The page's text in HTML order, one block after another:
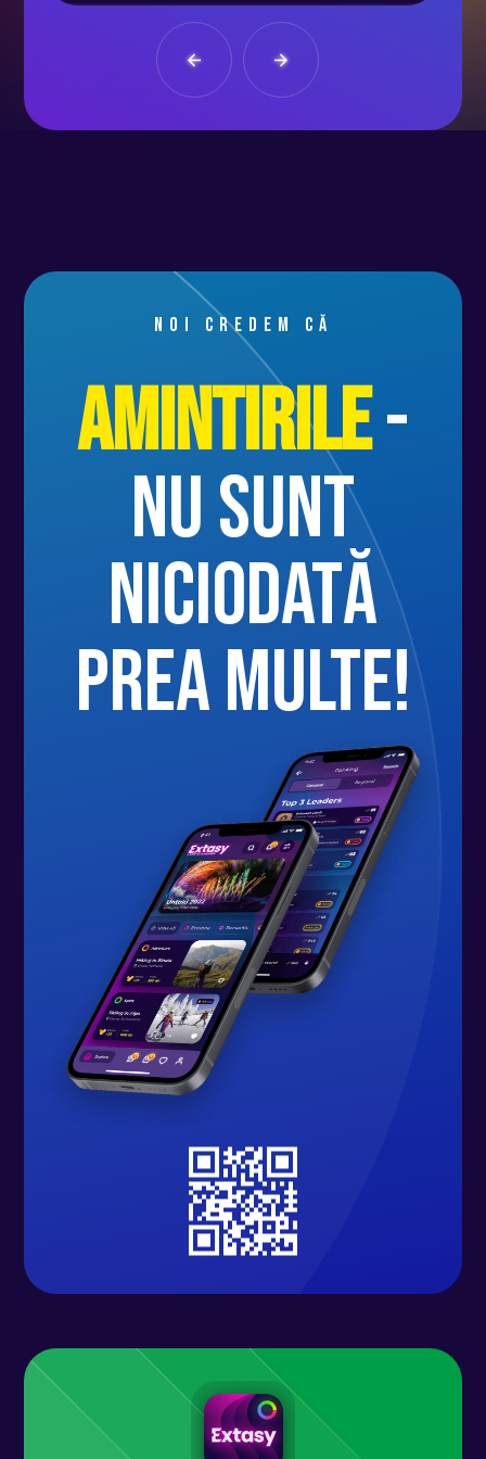
susținută de către 15 trupe
valoroase din țară și din străinătate
care promitem că se vor ridica la
nivelul așteptărilor voastre, că si la
Zona de reconstituire istorică ”Satul
Celtic” va aduna unii dintre cei mai
valorosi reenactori români și străini.
De asemenea pe lângă acestea
aveți o mulțime de posibilități de
recreere și divertisment: Băile Figa,
Centrul recreativ Legacy care va fi
inaugurat in această toamna, situat
tot lângă noi și Băile Figa, Herghelia
Beclean, Trasee de drumeții, etc.
Transportul de la Beclean la Figa se
va face foarte ușor deoarece
începând cu anul 2021 în oraș
funcționează rețeaua de transport
public urban cu autobuze
electrice, precum și standuri de
închiriere biciclete electrice și
Partea de alimentație și băuturi din
cadrul festivalului va fi una de
calitate și cu prețuri decente, așa
cum v-am obișnuit.
început. Pe parcurs vom reveni cu
diverse detalii și actualizări.
1. CORVUS CORAX (Era Metallum
Show)
Noi credem că
Amintirile-
nu sunt
niciodată
prea multe!